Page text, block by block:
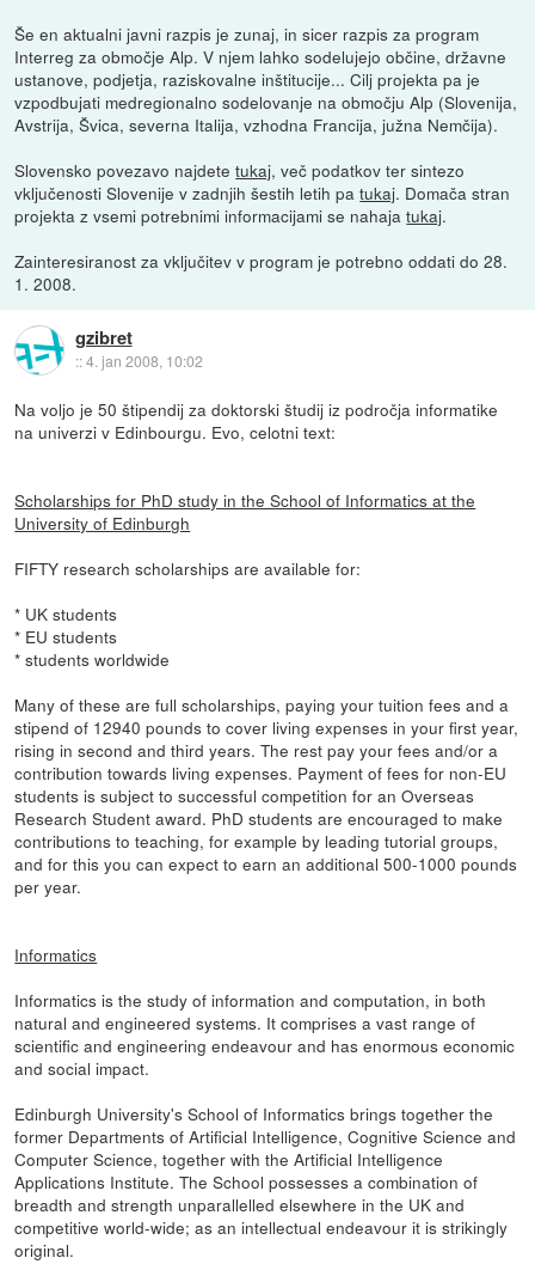
Še en aktualni javni razpis je zunaj, in sicer razpis za program
Interreg za območje Alp. V njem lahko sodelujejo občine, državne
ustanove, podjetja, raziskovalne inštitucije... Cilj projekta pa je
vzpodbujati medregionalno sodelovanje na območju Alp (Slovenija,
Avstrija, Švica, severna Italija, vzhodna Francija, južna Nemčija).
Slovensko povezavo najdetetukaj, več podatkov ter sintezo
vključenosti Slovenije v zadnjih šestih letih patukaj. Domača stran
projekta z vsemi potrebnimi informacijami se nahajatukaj.
Zainteresiranost za vključitev v program je potrebno oddati do 28.
1. 2008.
gzibret
::4. jan 2008, 10:02
Na voljo je 50 štipendij za doktorski študij iz področja informatike
na univerzi v Edinbourgu. Evo, celotni text:
Scholarships for PhD study in the School of Informatics at the
University of Edinburgh
FIFTY research scholarships are available for:
* UK students
* EU students
* students worldwide
Many of these are full scholarships, paying your tuition fees and a
stipend of 12940 pounds to cover living expenses in your first year,
rising in second and third years. The rest pay your fees and/or a
contribution towards living expenses. Payment of fees for non-EU
students is subject to successful competition for an Overseas
Research Student award. PhD students are encouraged to make
contributions to teaching, for example by leading tutorial groups,
and for this you can expect to earn an additional 500-1000 pounds
per year.
Informatics
Informatics is the study of information and computation, in both
natural and engineered systems. It comprises a vast range of
scientific and engineering endeavour and has enormous economic
and social impact.
Edinburgh University's School of Informatics brings together the
former Departments of Artificial Intelligence, Cognitive Science and
Computer Science, together with the Artificial Intelligence
Applications Institute. The School possesses a combination of
breadth and strength unparallelled elsewhere in the UK and
competitive world-wide; as an intellectual endeavour it is strikingly
original.